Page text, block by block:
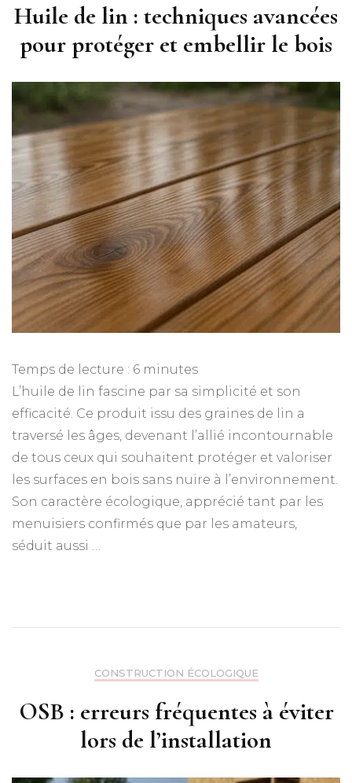
Huile de lin : techniques avancées
pour protéger et embellir le bois
Temps de lecture : 6 minutes
L’huile de lin fascine par sa simplicité et son
efficacité. Ce produit issu des graines de lin a
traversé les âges, devenant l’allié incontournable
de tous ceux qui souhaitent protéger et valoriser
les surfaces en bois sans nuire à l’environnement.
Son caractère écologique, apprécié tant par les
menuisiers confirmés que par les amateurs,
séduit aussi …
CONSTRUCTION ÉCOLOGIQUE
OSB : erreurs fréquentes à éviter
lors de l’installation